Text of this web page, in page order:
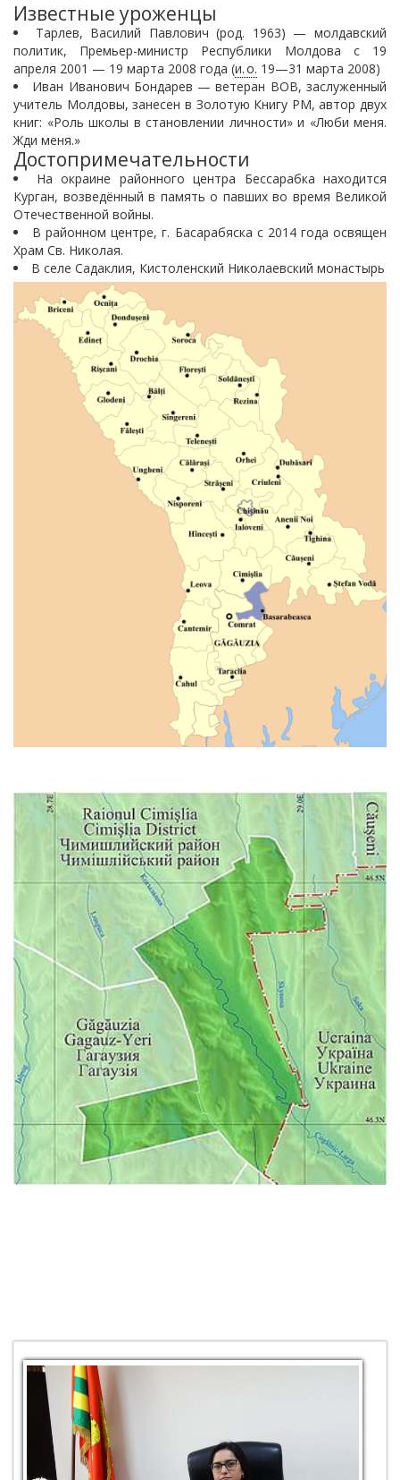
Известные уроженцы
Тарлев, Василий Павлович (род. 1963) — молдавский
политик, Премьер-министр Республики Молдова с 19
апреля 2001 — 19 марта 2008 года (и. о. 19—31 марта 2008)
Иван Иванович Бондарев — ветеран ВОВ, заслуженный
учитель Молдовы, занесен в Золотую Книгу РМ, автор двух
книг: «Роль школы в становлении личности» и «Люби меня.
Жди меня.»
Достопримечательности
На окраине районного центра Бессарабка находится
Курган, возведённый в память о павших во время Великой
Отечественной войны.
В районном центре, г. Басарабяска с 2014 года освящен
Храм Св. Николая.
В селе Садаклия, Кистоленский Николаевский монастырь